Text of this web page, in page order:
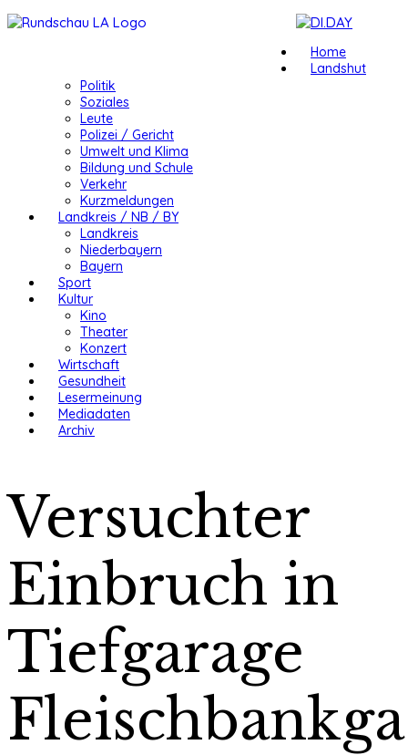
Home
Landshut
Politik
Soziales
Leute
Polizei / Gericht
Umwelt und Klima
Bildung und Schule
Verkehr
Kurzmeldungen
Landkreis / NB / BY
Landkreis
Niederbayern
Bayern
Sport
Kultur
Kino
Theater
Konzert
Wirtschaft
Gesundheit
Lesermeinung
Mediadaten
Archiv
Versuchter
Einbruch in
Tiefgarage